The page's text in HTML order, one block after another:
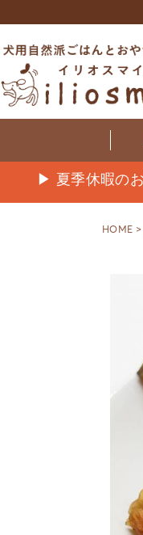
▶ 夏季休暇の
HOME